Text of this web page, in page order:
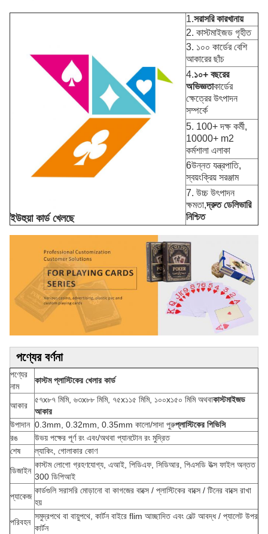
ইউহুয়া কার্ড খেলছে
1.সরাসরি কারখানায়
2. কাস্টমাইজড গৃহীত
3. ১০০ কার্ডের বেশি
আকারের ছাঁচ
4.১০+ বছরের
অভিজ্ঞতাকার্ডের
ক্ষেত্রের উৎপাদন
সম্পর্কে
5. 100+ দক্ষ কর্মী,
10000+ m2
কর্মশালা এলাকা
6উন্নত যন্ত্রপাতি,
স্বয়ংক্রিয় সরঞ্জাম
7. উচ্চ উৎপাদন
ক্ষমতা,দ্রুত ডেলিভারি
নিশ্চিত
পণ্যের বর্ণনা
পণ্যের
নাম
কাস্টম প্লাস্টিকের খেলার কার্ড
আকার
৫৭x৮৭ মিমি, ৬৩x৮৮ মিমি, ৭৫x১১৫ মিমি, ১০০x১৫০ মিমি অথবাকাস্টমাইজড
আকার
উপাদান 0.3mm, 0.32mm, 0.35mm কালো/সাদা পুরুপ্লাস্টিকের পিভিসি
রঙ
উভয় পক্ষের পূর্ণ রং এবং/অথবা প্যানটোন রং মুদ্রিত
শেষ
ল্যাকিং, গোলাকার কোণ
ডিজাইন
কাস্টম লোগো গ্রহণযোগ্য, এআই, পিডিএফ, সিডিআর, পিএসডি উত্স ফাইল অন্তত
300 ডিপিআই
প্যাকেজ
কার্ডগুলি সরাসরি মোড়ানো বা কাগজের বাক্সে / প্লাস্টিকের বাক্সে / টিনের বাক্সে রাখা
হয়
পরিবহন
সমুদ্রপথে বা বায়ুপথে, কার্টন বাইরে flim আচ্ছাদিত এবং বেল্ট আবদ্ধ / প্যালেট উপর
কার্টন